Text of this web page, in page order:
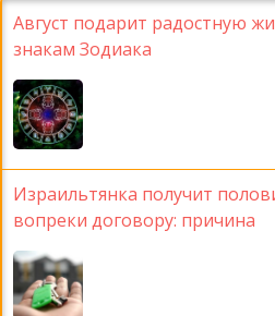
Август подарит радостную
знакам Зодиака
Израильтянка получит
вопреки договору: причина